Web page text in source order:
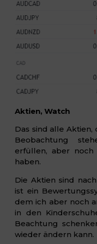
Aktien, Watch
Das sind alle
Beobachtung
erfüllen, aber
haben.
Die Aktien sind
ist ein
dem ich aber noch
in den
Beachtung
wieder ändern kann.